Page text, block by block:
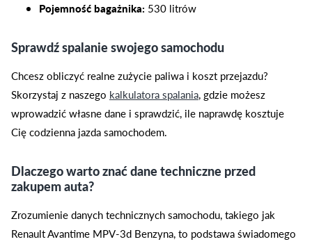
Pojemność bagażnika: 530 litrów
Sprawdź spalanie swojego samochodu
Chcesz obliczyć realne zużycie paliwa i koszt przejazdu?
Skorzystaj z naszego kalkulatora spalania, gdzie możesz
wprowadzić własne dane i sprawdzić, ile naprawdę kosztuje
Cię codzienna jazda samochodem.
Dlaczego warto znać dane techniczne przed
zakupem auta?
Zrozumienie danych technicznych samochodu, takiego jak
Renault Avantime MPV-3d Benzyna, to podstawa świadomego